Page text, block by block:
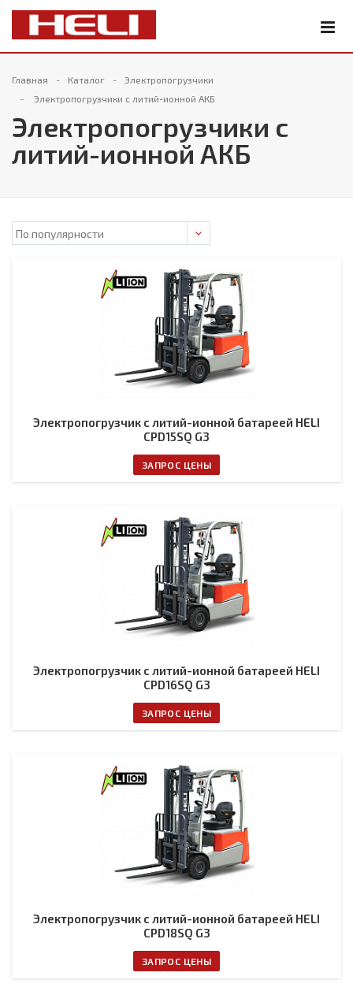
Главная Каталог
Электропогрузчики
Электропогрузчики с литий-ионной АКБ
Электропогрузчики с
литий-ионной АКБ
Электропогрузчик с литий-ионной батареей HELI
CPD15SQ G3
ЗАПРОС ЦЕНЫ
Электропогрузчик с литий-ионной батареей HELI
CPD16SQ G3
ЗАПРОС ЦЕНЫ
Электропогрузчик с литий-ионной батареей HELI
CPD18SQ G3
ЗАПРОС ЦЕНЫ